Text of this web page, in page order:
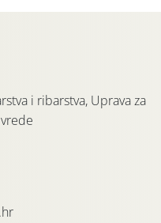
i ribarstva, Uprava za